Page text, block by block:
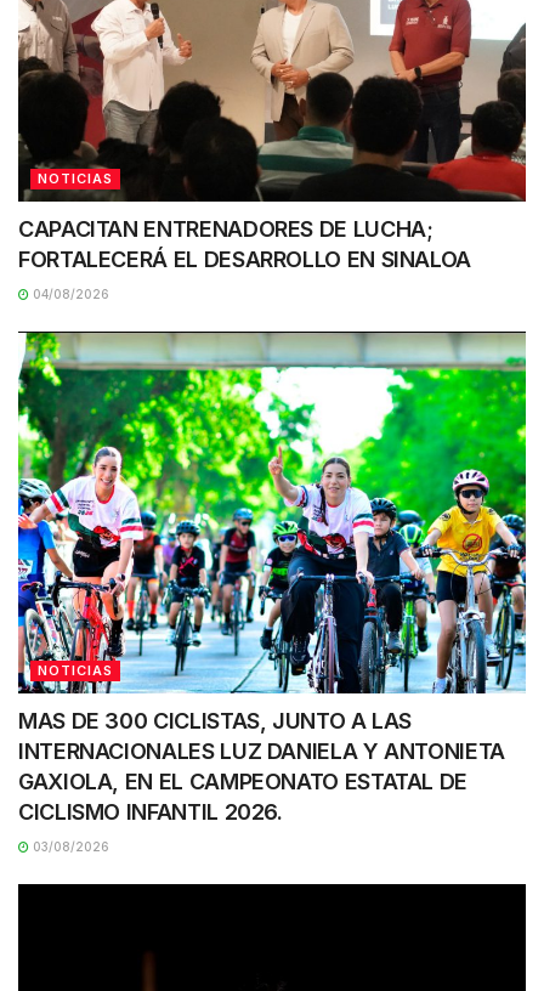
NOTICIAS
CAPACITAN ENTRENADORES DE LUCHA;
FORTALECERÁ EL DESARROLLO EN SINALOA
04/08/2026
NOTICIAS
MAS DE 300 CICLISTAS, JUNTO A LAS
INTERNACIONALES LUZ DANIELA Y ANTONIETA
GAXIOLA, EN EL CAMPEONATO ESTATAL DE
CICLISMO INFANTIL 2026.
03/08/2026